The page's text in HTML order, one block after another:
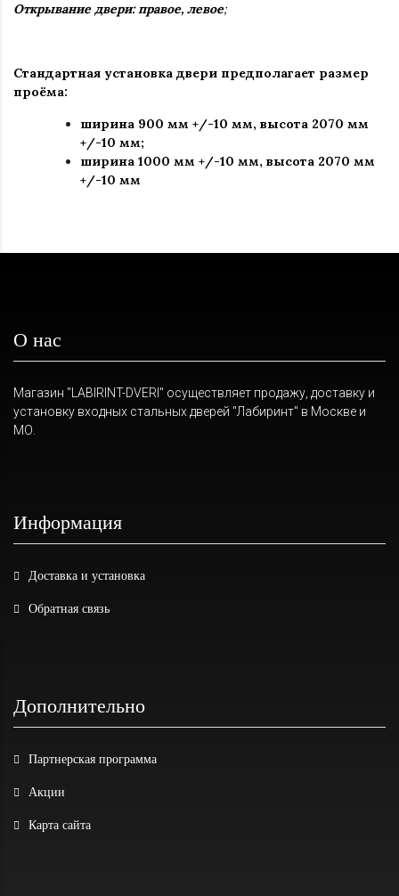
Открывание двери: правое, левое;
Стандартная установка двери предполагает размер
проёма:
ширина 900 мм +/-10 мм, высота 2070 мм
+/-10 мм;
ширина 1000 мм +/-10 мм, высота 2070 мм
+/-10 мм
О нас
Магазин "LABIRINT-DVERI" осуществляет продажу, доставку и
установку входных стальных дверей "Лабиринт" в Москве и
МО.
Информация
Доставка и установка
Обратная связь
Дополнительно
Партнерская программа
Акции
Карта сайта